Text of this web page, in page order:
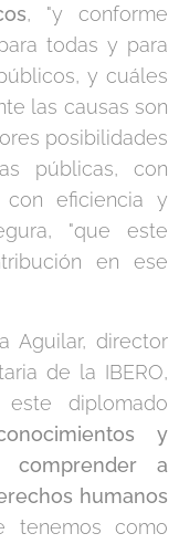
, "y conforme
todas y para
y cuáles
las causas son
posibilidades
públicas, con
con eficiencia y
"que este
en ese
Aguilar, director
de la IBERO,
diplomado
y
comprender a
humanos
tenemos como